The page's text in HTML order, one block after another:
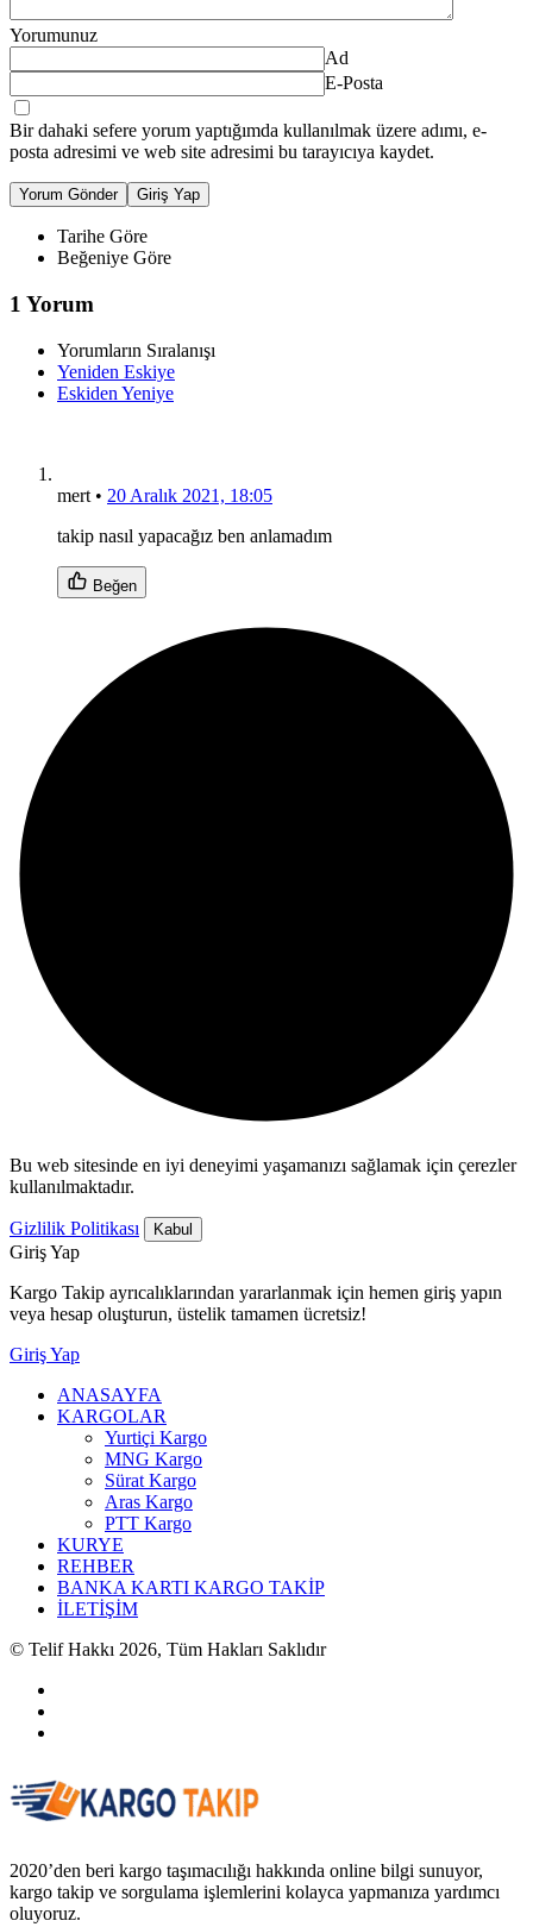
Yorumunuz
Ad
E-Posta
Bir dahaki sefere yorum yaptığımda kullanılmak üzere adımı, e-
posta adresimi ve web site adresimi bu tarayıcıya kaydet.
Yorum Gönder Giriş Yap
Tarihe Göre
Beğeniye Göre
1 Yorum
Yorumların Sıralanışı
Yeniden Eskiye
Eskiden Yeniye
mert • 20 Aralık 2021, 18:05
takip nasıl yapacağız ben anlamadım
Beğen
Bu web sitesinde en iyi deneyimi yaşamanızı sağlamak için çerezler
kullanılmaktadır.
Gizlilik Politikası Kabul
Giriş Yap
Kargo Takip ayrıcalıklarından yararlanmak için hemen giriş yapın
veya hesap oluşturun, üstelik tamamen ücretsiz!
Giriş Yap
ANASAYFA
KARGOLAR
Yurtiçi Kargo
MNG Kargo
Sürat Kargo
Aras Kargo
PTT Kargo
KURYE
REHBER
BANKA KARTI KARGO TAKİP
İLETİŞİM
© Telif Hakkı 2026, Tüm Hakları Saklıdır
2020’den beri kargo taşımacılığı hakkında online bilgi sunuyor,
kargo takip ve sorgulama işlemlerini kolayca yapmanıza yardımcı
oluyoruz.